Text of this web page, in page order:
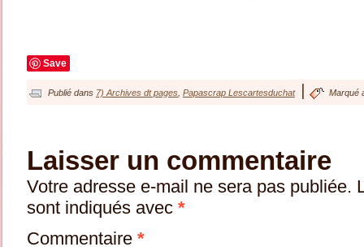
Save
Publié dans 7) Archives dt pages Papascrap Lescartesduchat Marqué
Laisser un commentaire
Votre adresse e-mail ne sera pas publiée.
sont indiqués avec *
Commentaire *